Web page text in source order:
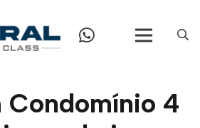
Condomínio 4